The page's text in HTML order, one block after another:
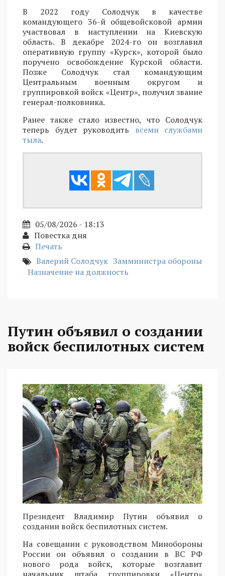
В 2022 году Солодчук в качестве
командующего 36-й общевойсковой армии
участвовал в наступлении на Киевскую
область. В декабре 2024-го он возглавил
оперативную группу «Курск», которой было
поручено освобождение Курской области.
Позже Солодчук стал командующим
Центральным военным округом и
группировкой войск «Центр», получил звание
генерал-полковника.
Ранее также стало известно, что Солодчук
теперь будет руководить всеми службами
тыла.
05/08/2026 - 18:13
Повестка дня
Печать
Валерий Солодчук Замминистра обороны
Назначение на должность
Путин объявил о создании
войск беспилотных систем
Президент Владимир Путин объявил о
создании войск беспилотных систем.
На совещании с руководством Минобороны
России он объявил о создании в ВС РФ
нового рода войск, которые возглавит